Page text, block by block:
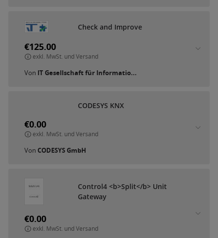
Check and Improve
€125.00
exkl. MwSt. und Versand
Von IT Gesellschaft für Informatio...
CODESYS KNX
€0.00
exkl. MwSt. und Versand
Von CODESYS GmbH
Control4 <b>Split</b> Unit
Gateway
€0.00
exkl. MwSt. und Versand